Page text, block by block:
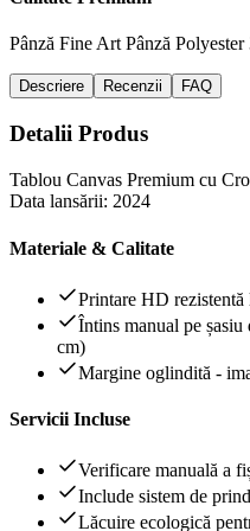
Pânză Fine Art Pânză Polyester
Descriere Recenzii FAQ
Detalii Produs
Tablou Canvas Premium cu
Data lansării: 2024
Materiale & Calitate
Printare HD
Întins manual pe
cm)
Margine oglindită -
Servicii Incluse
Verificare manuală a
Include sistem de
Lăcuire ecologică